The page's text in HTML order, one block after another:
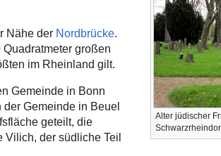
Alter jüdischer
Nähe der Nordbrücke.
großen
im Rheinland gilt.
Gemeinde in Bonn
Gemeinde in Beuel
geteilt, die
der südliche Teil